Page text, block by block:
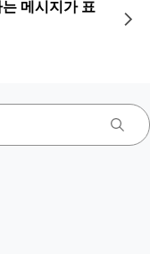
메시지가 표